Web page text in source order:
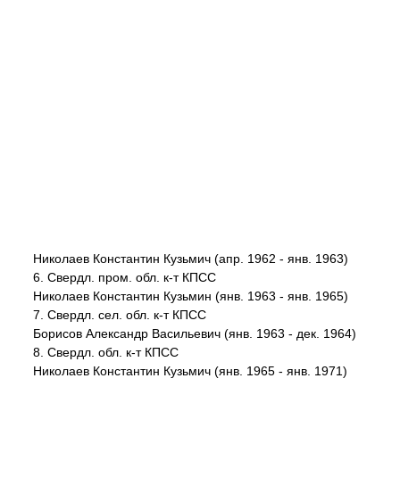
Николаев Константин Кузьмич (апр. 1962 - янв. 1963)
6. Свердл. пром. обл. к-т КПСС
Николаев Константин Кузьмин (янв. 1963 - янв. 1965)
7. Свердл. сел. обл. к-т КПСС
Борисов Александр Васильевич (янв. 1963 - дек. 1964)
8. Свердл. обл. к-т КПСС
Николаев Константин Кузьмич (янв. 1965 - янв. 1971)